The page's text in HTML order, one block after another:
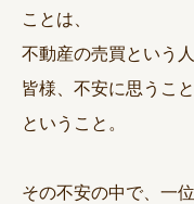
ことは、
不動産の売買という
皆様、不安に思うこ
ということ。
その不安の中で、一